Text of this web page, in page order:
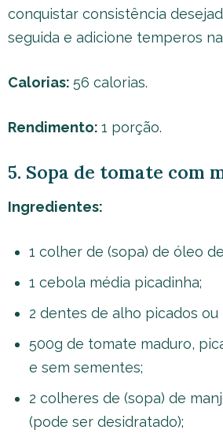
conquistar consistência
seguida e adicione temperos
Calorias: 56 calorias.
Rendimento: 1 porção.
5. Sopa de tomate com
Ingredientes:
1 colher de (sopa) de óleo
1 cebola média picadinha;
2 dentes de alho picados ou
500g de tomate maduro,
e sem sementes;
2 colheres de (sopa) de
(pode ser desidratado);